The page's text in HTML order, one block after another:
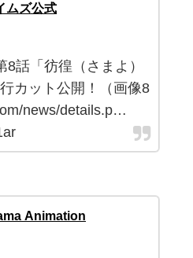
ムズ公式
8話「彷徨（さまよ）
カット公開！（画像8
news/details.p…
Animation